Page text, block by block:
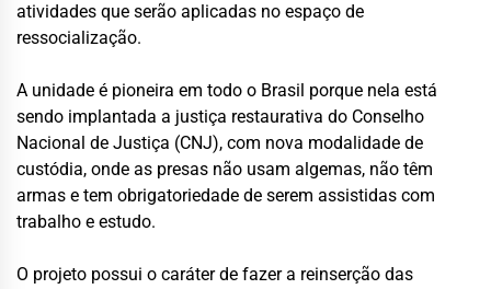
atividades que serão aplicadas no espaço de
ressocialização.
A unidade é pioneira em todo o Brasil porque nela está
sendo implantada a justiça restaurativa do Conselho
Nacional de Justiça (CNJ), com nova modalidade de
custódia, onde as presas não usam algemas, não têm
armas e tem obrigatoriedade de serem assistidas com
trabalho e estudo.
O projeto possui o caráter de fazer a reinserção das